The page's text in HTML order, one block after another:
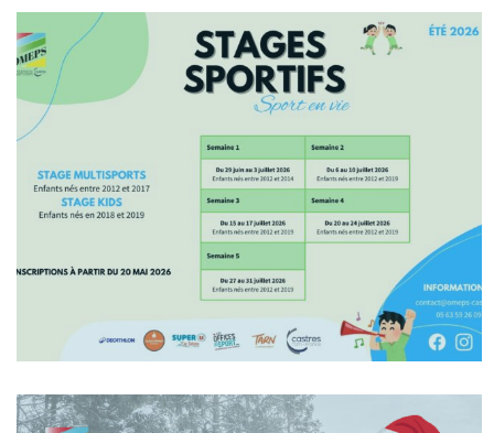
En Savoir +